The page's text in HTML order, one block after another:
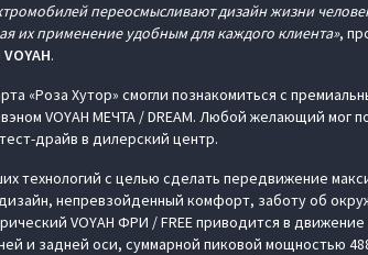
переосмысливают дизайн жизни
их применение удобным для каждого клиента»,
.
«Роза Хутор» смогли познакомиться с
VOYAH МЕЧТА / DREAM. Любой желающий мог
драйв в дилерский центр.
технологий с целью сделать передвижение
непревзойденный комфорт, заботу об
VOYAH ФРИ / FREE приводится в движение
и задней оси, суммарной пиковой мощностью